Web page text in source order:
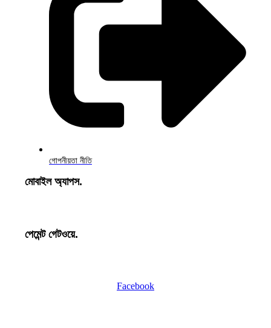
গোপনীয়তা নীতি
মোবাইল অ্যাপস.
পেমেন্ট গেটওয়ে.
Facebook